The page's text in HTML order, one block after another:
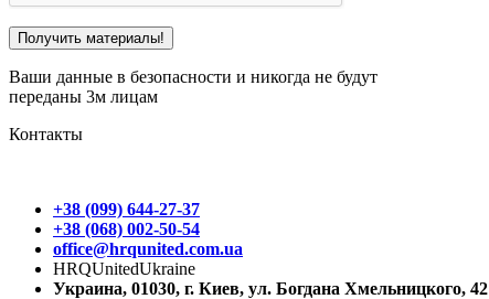
Ваши данные в безопасности и никогда не будут
переданы 3м лицам
Контакты
+38 (099) 644-27-37
+38 (068) 002-50-54
office@hrqunited.com.ua
HRQUnitedUkraine
Украина, 01030, г. Киев, ул. Богдана Хмельницкого, 42